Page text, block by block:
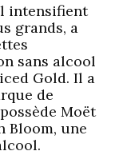
intensifient
grands, a
sans alcool
Gold. Il a
de
Moët
Bloom, une